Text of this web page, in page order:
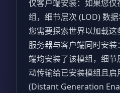
仅客户端安装：如果您
组，细节层次 (LOD) 数
您需要探索世界以加载这
服务器与客户端同时安
端均安装了该模组，细节
动传输给已安装模组且启
(Distant Generation